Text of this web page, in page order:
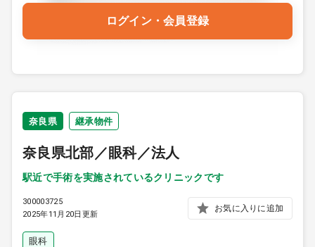
ログイン・会員登録
奈良県 継承物件
奈良県北部／眼科／法人
駅近で手術を実施されているクリニックです
300003725
2025年11月20日更新
お気に入りに追加
眼科